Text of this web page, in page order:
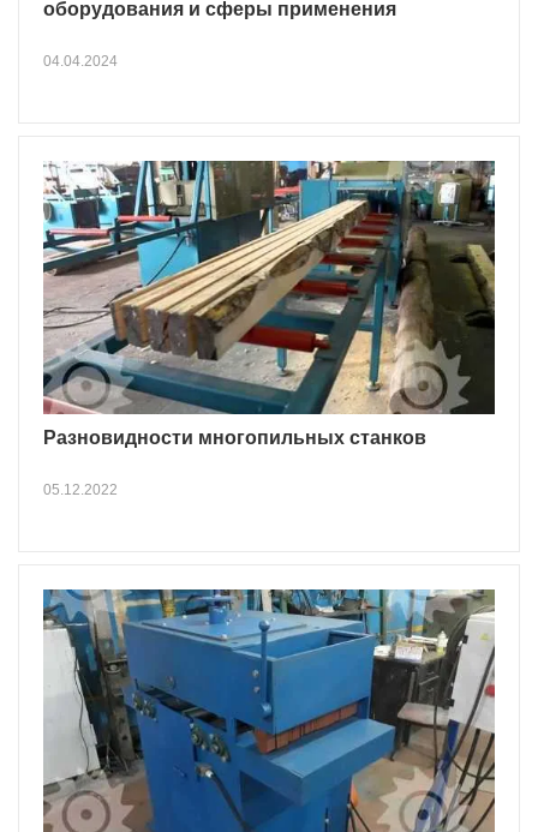
оборудования и сферы применения
04.04.2024
Разновидности многопильных станков
05.12.2022